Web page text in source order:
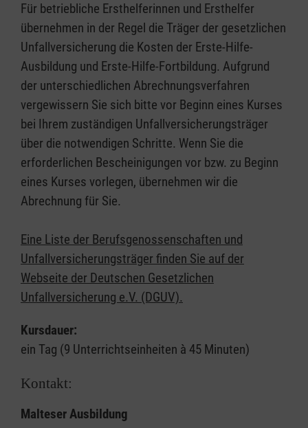
Für betriebliche Ersthelferinnen und Ersthelfer
übernehmen in der Regel die Träger der gesetzlichen
Unfallversicherung die Kosten der Erste-Hilfe-
Ausbildung und Erste-Hilfe-Fortbildung. Aufgrund
der unterschiedlichen Abrechnungsverfahren
vergewissern Sie sich bitte vor Beginn eines Kurses
bei Ihrem zuständigen Unfallversicherungsträger
über die notwendigen Schritte. Wenn Sie die
erforderlichen Bescheinigungen vor bzw. zu Beginn
eines Kurses vorlegen, übernehmen wir die
Abrechnung für Sie.
Eine Liste der Berufsgenossenschaften und
Unfallversicherungsträger finden Sie auf der
Webseite der Deutschen Gesetzlichen
Unfallversicherung e.V. (DGUV).
Kursdauer:
ein Tag (9 Unterrichtseinheiten à 45 Minuten)
Kontakt:
Malteser Ausbildung